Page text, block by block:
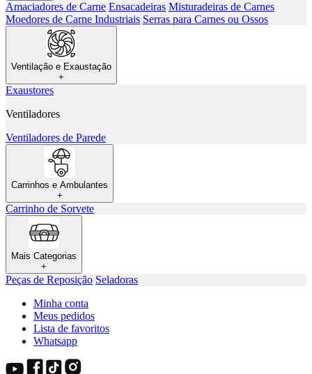
Amaciadores de Carne Ensacadeiras Misturadeiras de Carnes
Moedores de Carne Industriais Serras para Carnes ou Ossos
Ventilação e Exaustação
+
Exaustores
Ventiladores
Ventiladores de Parede
Carrinhos e Ambulantes
+
Carrinho de Sorvete
Mais Categorias
+
Peças de Reposição Seladoras
Minha conta
Meus pedidos
Lista de favoritos
Whatsapp